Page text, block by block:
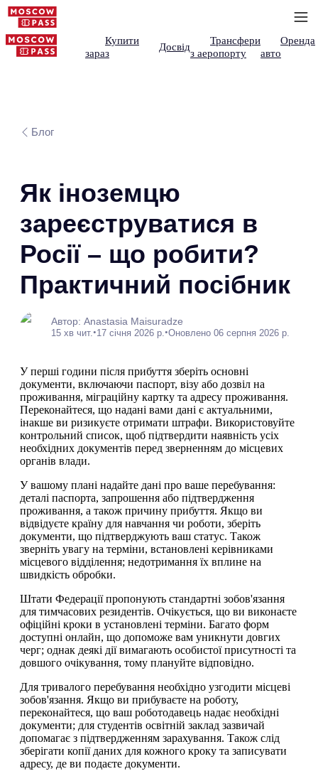
Купити
зараз
Досвід
Трансфери
з аеропорту
Оренда
авто
Блог
Як іноземцю
зареєструватися в
Росії – що робити?
Практичний посібник
Автор: Anastasia Maisuradze
15 хв чит. •17 січня 2026 р. •Оновлено 06 серпня 2026 р.
У перші години після прибуття зберіть основні
документи, включаючи паспорт, візу або дозвіл на
проживання, міграційну картку та адресу проживання.
Переконайтеся, що надані вами дані є актуальними,
інакше ви ризикуєте отримати штрафи. Використовуйте
контрольний список, щоб підтвердити наявність усіх
необхідних документів перед зверненням до місцевих
органів влади.
У вашому плані надайте дані про ваше перебування:
деталі паспорта, запрошення або підтвердження
проживання, а також причину прибуття. Якщо ви
відвідуєте країну для навчання чи роботи, зберіть
документи, що підтверджують ваш статус. Також
зверніть увагу на терміни, встановлені керівниками
місцевого відділення; недотримання їх вплине на
швидкість обробки.
Штати Федерації пропонують стандартні зобов'язання
для тимчасових резидентів. Очікується, що ви виконаєте
офіційні кроки в установлені терміни. Багато форм
доступні онлайн, що допоможе вам уникнути довгих
черг; однак деякі дії вимагають особистої присутності та
довшого очікування, тому плануйте відповідно.
Для тривалого перебування необхідно узгодити місцеві
зобов'язання. Якщо ви прибуваєте на роботу,
переконайтеся, що ваш роботодавець надає необхідні
документи; для студентів освітній заклад зазвичай
допомагає з підтвердженням зарахування. Також слід
зберігати копії даних для кожного кроку та записувати
адресу, де ви подаєте документи.